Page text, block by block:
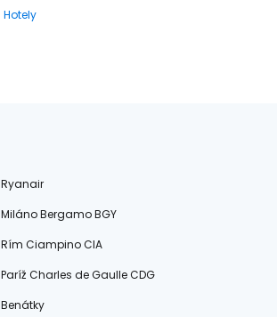
Hotely
Ryanair
Miláno Bergamo BGY
Rím Ciampino CIA
Paríž Charles de Gaulle CDG
Benátky